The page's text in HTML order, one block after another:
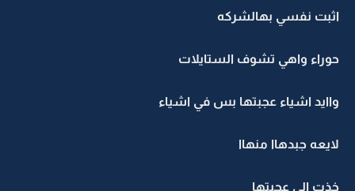
اثبت نفسي بهالشركه
حوراء واهي تشوف الستايلات
واايد اشياء عجبتها بس في اشياء
لايعه جبدهاا منهاا
خذت الي عجبتها